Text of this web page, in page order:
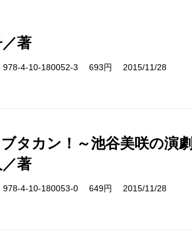
著
4-10-180052-3 693円 2015/11/28
タカン！～池谷美咲の演
著
4-10-180053-0 649円 2015/11/28